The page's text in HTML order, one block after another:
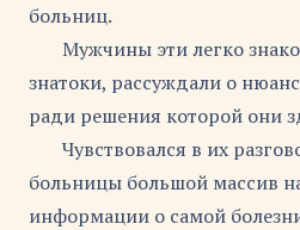
больниц.
Мужчины эти легко
знатоки, рассуждали о
ради решения которой они
Чувствовался в их
больницы большой массив
информации о самой